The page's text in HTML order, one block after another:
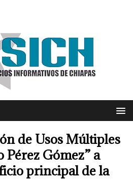
de Usos Múltiples
Pérez Gómez” a
principal de la